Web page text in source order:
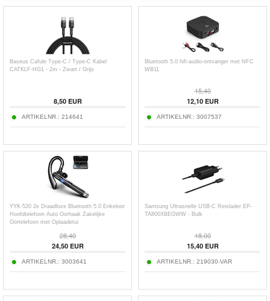
Baseus Cafule Type-C / Type-C Kabel
CATKLF-HG1 - 2m - Zwart / Grijs
8,50EUR
ARTIKELNR.: 214641
Bluetooth 5.0 hifi-audio-ontvanger met NFC
WB11
15,40
12,10EUR
ARTIKELNR.: 3007537
YYK-520 2e Draadloze Bluetooth 5.0 Enkeloor
Hoofdtelefoon Auto Oorhaak Zakelijke
Oortelefoon met Oplaadetui
28,40
24,50EUR
ARTIKELNR.: 3003641
Samsung Ultrasnelle USB-C Reislader EP-
TA800XBEGWW - Bulk
18,00
15,40EUR
ARTIKELNR.: 219030-VAR